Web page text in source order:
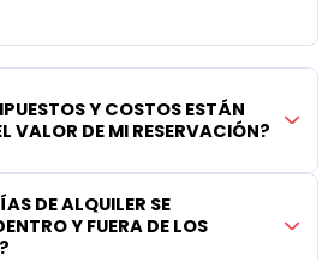
Y COSTOS ESTÁN
VALOR DE MI RESERVACIÓN?
DE ALQUILER SE
Y FUERA DE LOS